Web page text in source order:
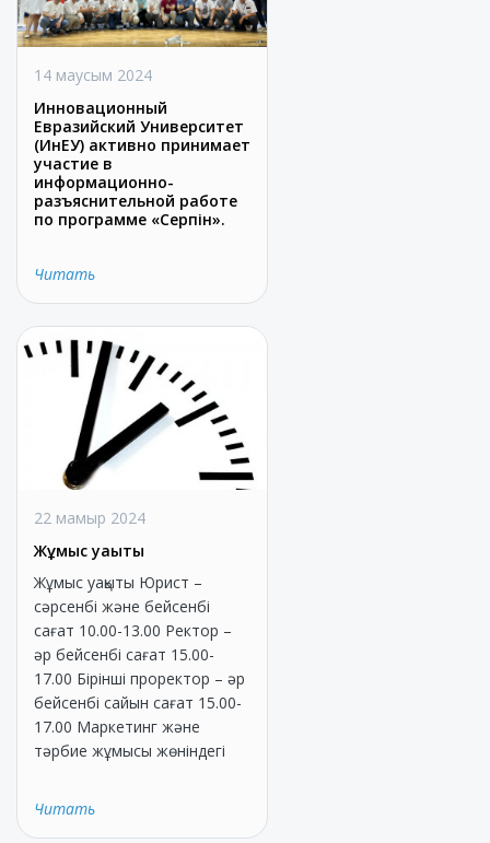
14 маусым 2024
Инновационный
Евразийский Университет
(ИнЕУ) активно принимает
участие в
информационно-
разъяснительной работе
по программе «Серпін».
Читать
22 мамыр 2024
Жұмыс уақыты
Жұмыс уақыты Юрист –
сәрсенбі және бейсенбі
сағат 10.00-13.00 Ректор –
әр бейсенбі сағат 15.00-
17.00 Бірінші проректор – әр
бейсенбі сайын сағат 15.00-
17.00 Маркетинг және
тәрбие жұмысы жөніндегі
Читать